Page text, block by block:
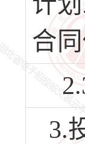
合
3.